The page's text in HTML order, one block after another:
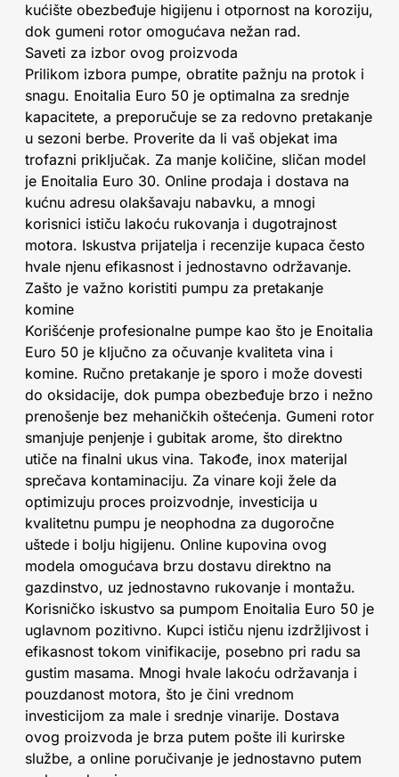
kućište obezbeđuje higijenu i otpornost na koroziju,
dok gumeni rotor omogućava nežan rad.
Saveti za izbor ovog proizvoda
Prilikom izbora pumpe, obratite pažnju na protok i
snagu. Enoitalia Euro 50 je optimalna za srednje
kapacitete, a preporučuje se za redovno pretakanje
u sezoni berbe. Proverite da li vaš objekat ima
trofazni priključak. Za manje količine, sličan model
je Enoitalia Euro 30. Online prodaja i dostava na
kućnu adresu olakšavaju nabavku, a mnogi
korisnici ističu lakoću rukovanja i dugotrajnost
motora. Iskustva prijatelja i recenzije kupaca često
hvale njenu efikasnost i jednostavno održavanje.
Zašto je važno koristiti pumpu za pretakanje
komine
Korišćenje profesionalne pumpe kao što je Enoitalia
Euro 50 je ključno za očuvanje kvaliteta vina i
komine. Ručno pretakanje je sporo i može dovesti
do oksidacije, dok pumpa obezbeđuje brzo i nežno
prenošenje bez mehaničkih oštećenja. Gumeni rotor
smanjuje penjenje i gubitak arome, što direktno
utiče na finalni ukus vina. Takođe, inox materijal
sprečava kontaminaciju. Za vinare koji žele da
optimizuju proces proizvodnje, investicija u
kvalitetnu pumpu je neophodna za dugoročne
uštede i bolju higijenu. Online kupovina ovog
modela omogućava brzu dostavu direktno na
gazdinstvo, uz jednostavno rukovanje i montažu.
Korisničko iskustvo sa pumpom Enoitalia Euro 50 je
uglavnom pozitivno. Kupci ističu njenu izdržljivost i
efikasnost tokom vinifikacije, posebno pri radu sa
gustim masama. Mnogi hvale lakoću održavanja i
pouzdanost motora, što je čini vrednom
investicijom za male i srednje vinarije. Dostava
ovog proizvoda je brza putem pošte ili kurirske
službe, a online poručivanje je jednostavno putem